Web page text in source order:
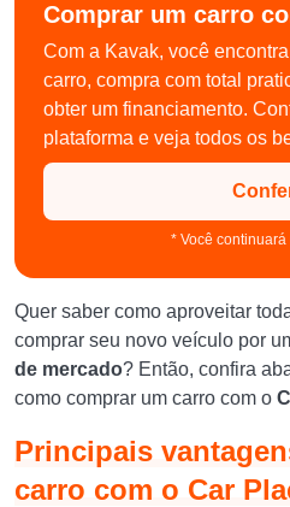
Comprar um carro
Com a Kavak, você
carro, compra com total
obter um financiamento.
plataforma e veja todos os
* Você continuará
Quer saber como aproveitar
comprar seu novo veículo por
de mercado? Então, confira
como comprar um carro com o
Principais
carro com o Car